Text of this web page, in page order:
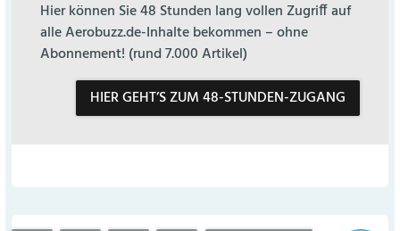
Hier können Sie 48 Stunden lang vollen Zugriff auf
alle Aerobuzz.de-Inhalte bekommen – ohne
Abonnement! (rund 7.000 Artikel)
HIER GEHT’S ZUM 48-STUNDEN-ZUGANG